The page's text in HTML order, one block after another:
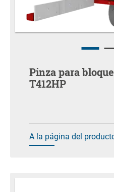
Pinza para
T412HP
A la página del